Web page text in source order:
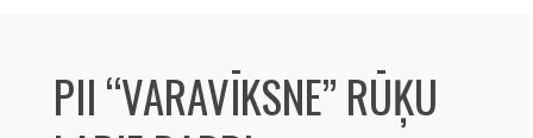
PII “VARAVĪKSNE” RŪĶU